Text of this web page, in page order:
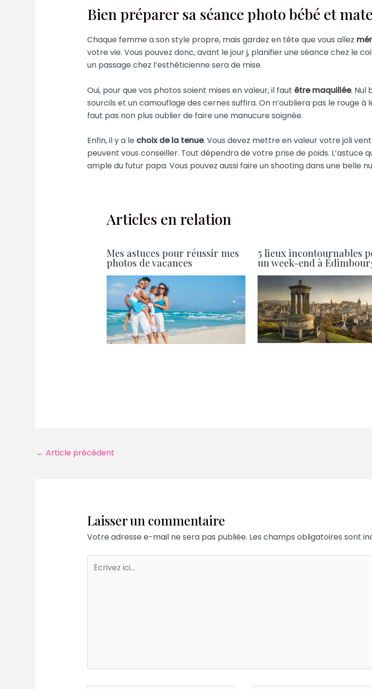
Bien préparer sa séance photo bébé et
Chaque femme a son style propre, mais gardez en tête que vous allez
votre vie. Vous pouvez donc, avant le jour j, planifier une séance chez le
un passage chez l’esthéticienne sera de mise.
Oui, pour que vos photos soient mises en valeur, il faut être maquillée. Nul
sourcils et un camouflage des cernes suffira. On n’oubliera pas le rouge à
faut pas non plus oublier de faire une manucure soignée.
Enfin, il y a le choix de la tenue. Vous devez mettre en valeur votre joli
peuvent vous conseiller. Tout dépendra de votre prise de poids. L’astuce
ample du futur papa. Vous pouvez aussi faire un shooting dans une belle
Articles en relation
Mes astuces pour réussir mes
photos de vacances
5 lieux incontournables
un week-end à
Navigation
← Article précédent
Laisser un commentaire
Votre adresse e-mail ne sera pas publiée. Les champs obligatoires sont
Écrivez
ici…